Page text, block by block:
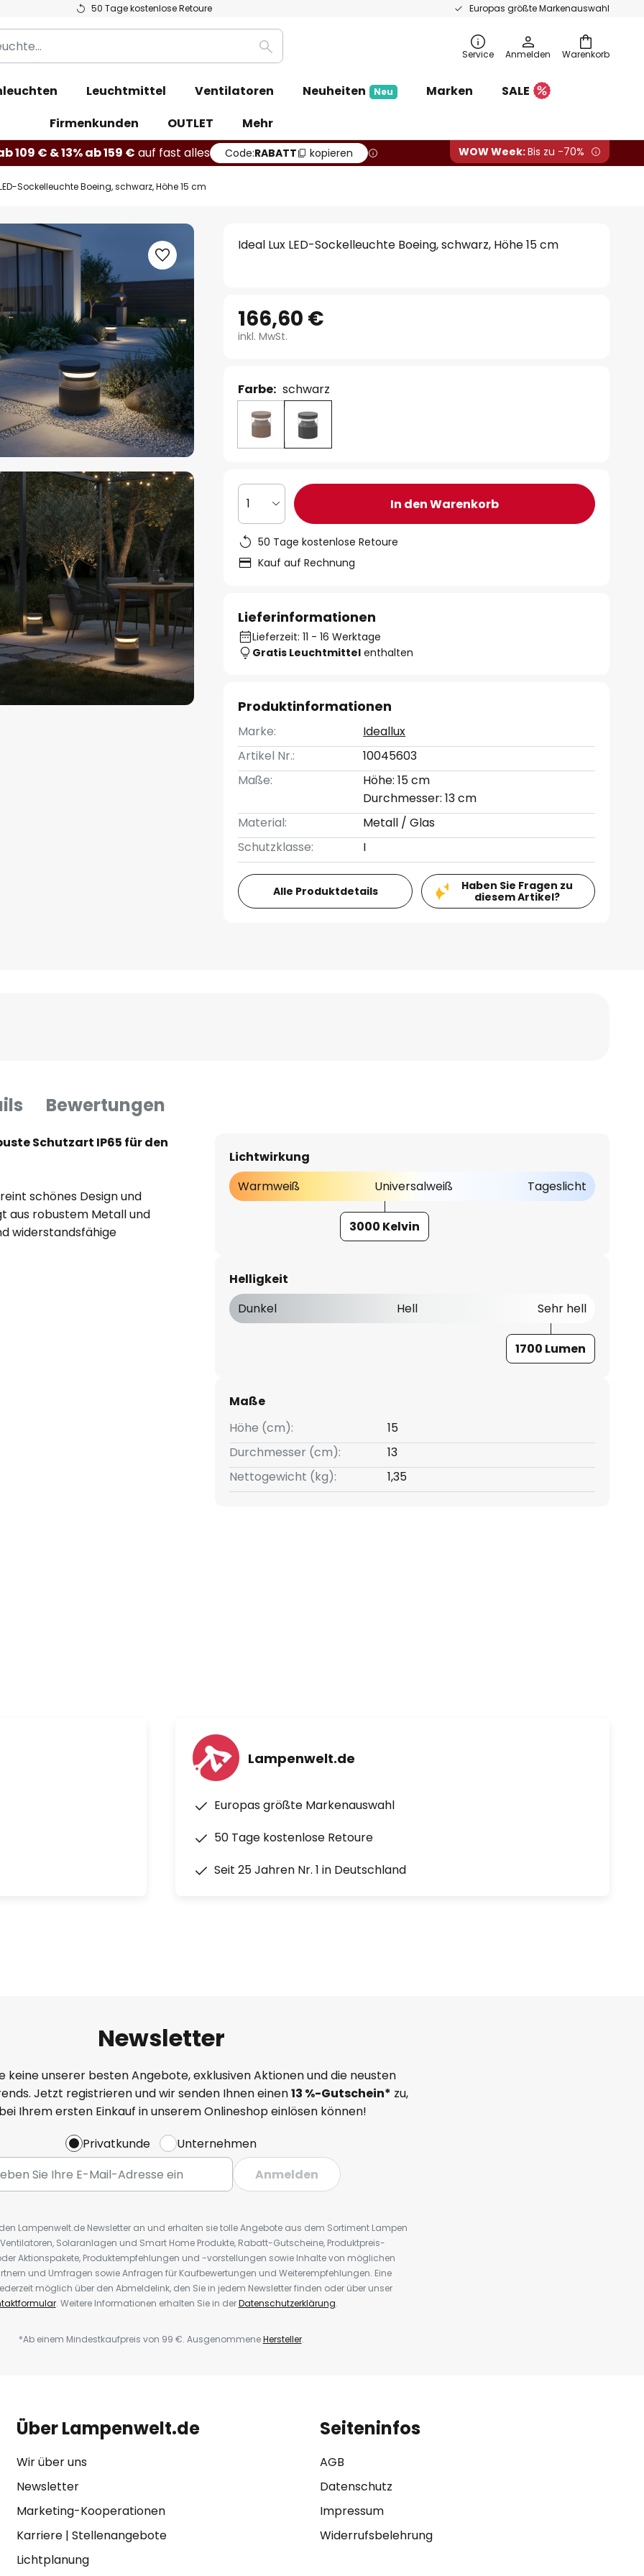
50 Tage kostenlose Retoure Europas größte Markenauswahl
Warenkorb
Suche Service Anmelden
Leuchtmittel Ventilatoren Neuheiten Neu Marken
SALE
Firmenkunden
OUTLET
Mehr
109 € & 13% ab 159 € auf fast alles Code:RABATT kopieren WOW Week:Bis zu -70%
Sockelleuchte Boeing, schwarz, Höhe 15 cm
Ideal Lux LED-Sockelleuchte Boeing, schwarz, Höhe 15 cm
166,60 €
inkl. MwSt.
Farbe: schwarz
1 In den Warenkorb
50 Tage kostenlose Retoure
Kauf auf Rechnung
Lieferinformationen
Lieferzeit: 11 - 16 Werktage
Gratis Leuchtmittel enthalten
Produktinformationen
Marke:
Ideallux
Artikel Nr.:
10045603
Maße:
Höhe: 15 cm
Durchmesser: 13 cm
Material:
Metall / Glas
Schutzklasse:
I
Alle Produktdetails
Haben Sie Fragen zu
diesem Artikel?
Bewertungen
Schutzart IP65 für den
schönes Design und
aus robustem Metall und
widerstandsfähige
Lichtwirkung
Warmweiß
Universalweiß Tageslicht
3000 Kelvin
Helligkeit
Dunkel
Hell Sehr hell
1700 Lumen
Maße
Höhe (cm):
15
Durchmesser (cm):
13
Nettogewicht (kg):
1,35
Lampenwelt.de
Europas größte Markenauswahl
50 Tage kostenlose Retoure
Seit 25 Jahren Nr. 1 in Deutschland
Newsletter
keine unserer besten Angebote, exklusiven Aktionen und die neusten
Jetzt registrieren und wir senden Ihnen einen13 %-Gutschein* zu,
Ihrem ersten Einkauf in unserem Onlineshop einlösen können!
Privatkunde
Unternehmen
Anmelden
Lampenwelt.de Newsletter an und erhalten sie tolle Angebote aus dem Sortiment Lampen
Solaranlagen und Smart Home Produkte, Rabatt-Gutscheine, Produktpreis-
Aktionspakete, Produktempfehlungen und -vorstellungen sowie Inhalte von möglichen
und Umfragen sowie Anfragen für Kaufbewertungen und Weiterempfehlungen. Eine
möglich über den Abmeldelink, den Sie in jedem Newsletter finden oder über unser
. Weitere Informationen erhalten Sie in derDatenschutzerklärung.
*Ab einem Mindestkaufpreis von 99 €. AusgenommeneHersteller.
Über Lampenwelt.de
Wir über uns
Newsletter
Marketing-Kooperationen
Karriere| Stellenangebote
Lichtplanung
Seiteninfos
AGB
Datenschutz
Impressum
Widerrufsbelehrung